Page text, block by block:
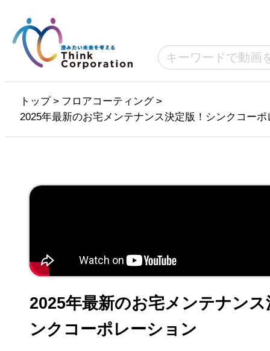
トップ > フロアコーティング >
2025年最新のお宅メンテナンス決定版！シンクコー
2025年最新のお宅メンテナン
ンクコーポレーション